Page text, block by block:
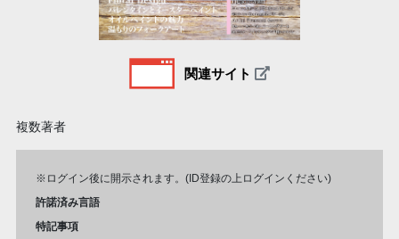
関連サイト
複数著者
※ログイン後に開示されます。(ID登録の上ログインください)
許諾済み言語
特記事項